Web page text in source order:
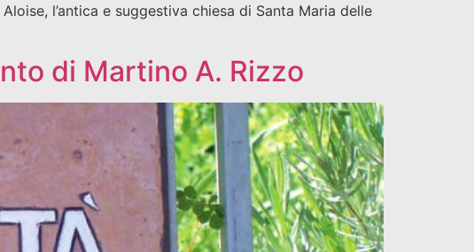
l’antica e suggestiva chiesa di Santa Maria delle
di Martino A. Rizzo